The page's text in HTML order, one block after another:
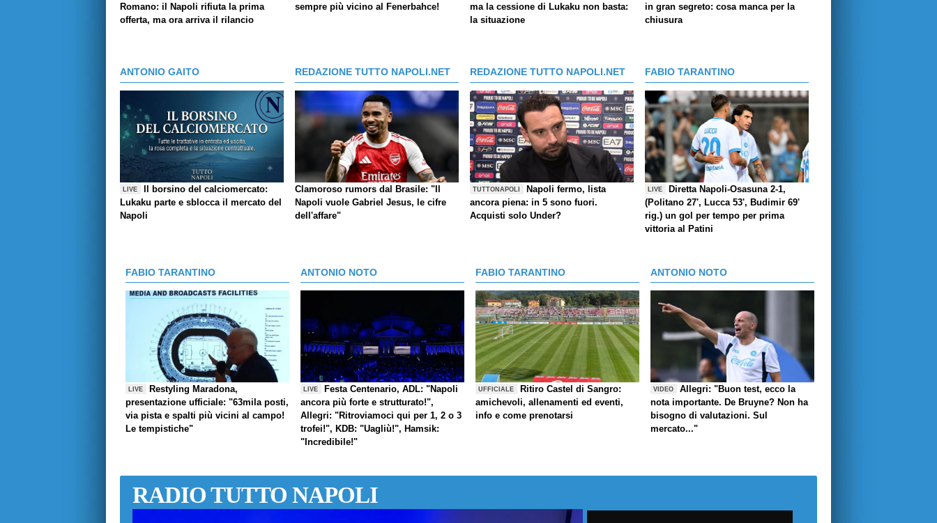
Romano: il Napoli rifiuta la prima
offerta, ma ora arriva il rilancio
sempre più vicino al Fenerbahce!
ma la cessione di Lukaku non basta:
la situazione
in gran segreto: cosa manca per la
chiusura
ANTONIO GAITO
LIVE
Il borsino del calciomercato:
Lukaku parte e sblocca il mercato del
Napoli
REDAZIONE TUTTO NAPOLI.NET
Clamoroso rumors dal Brasile: "Il
Napoli vuole Gabriel Jesus, le cifre
dell'affare"
REDAZIONE TUTTO NAPOLI.NET
TUTTONAPOLI
Napoli fermo, lista
ancora piena: in 5 sono fuori.
Acquisti solo Under?
FABIO TARANTINO
LIVE
Diretta Napoli-Osasuna 2-1,
(Politano 27', Lucca 53', Budimir 69'
rig.) un gol per tempo per prima
vittoria al Patini
FABIO TARANTINO
LIVE
Restyling Maradona,
presentazione ufficiale: "63mila posti,
via pista e spalti più vicini al campo!
Le tempistiche"
ANTONIO NOTO
LIVE
Festa Centenario, ADL: "Napoli
ancora più forte e strutturato!",
Allegri: "Ritroviamoci qui per 1, 2 o 3
trofei!", KDB: "Uagliù!", Hamsik:
"Incredibile!"
FABIO TARANTINO
UFFICIALE
Ritiro Castel di Sangro:
amichevoli, allenamenti ed eventi,
info e come prenotarsi
ANTONIO NOTO
VIDEO
Allegri: "Buon test, ecco la
nota importante. De Bruyne? Non ha
bisogno di valutazioni. Sul
mercato..."
RADIO TUTTO NAPOLI